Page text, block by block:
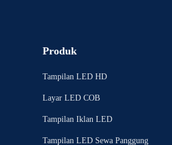
Produk
Tampilan LED HD
Layar LED COB
Tampilan Iklan LED
Tampilan LED Sewa Panggung